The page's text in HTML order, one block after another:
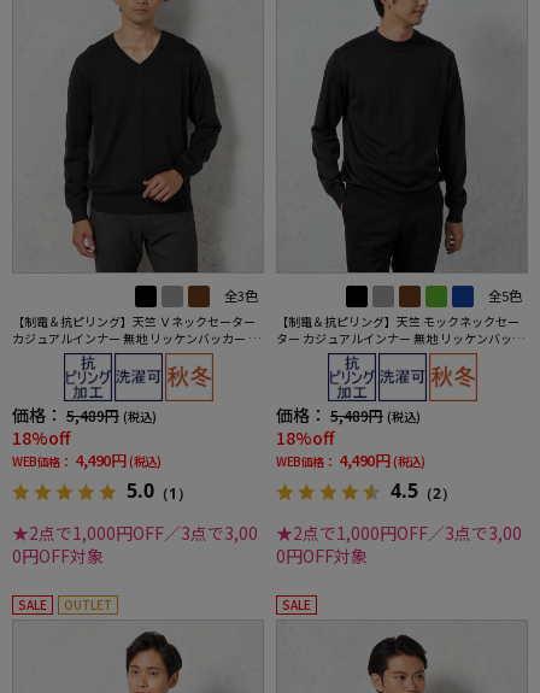
全3色
【制電＆抗ピリング】天竺 Ｖネックセーター
カジュアルインナー 無地 リッケンバッカー 秋
価格： 5,489円 (税込)
18%off
WEB価格： 4,490円 (税込)
5.0 （1）
★2点で1,000円OFF／3点で3,00
0円OFF対象
全5色
【制電＆抗ピリング】天竺 モックネックセー
ター カジュアルインナー 無地 リッケンバッカ
価格： 5,489円 (税込)
18%off
WEB価格： 4,490円 (税込)
4.5 （2）
★2点で1,000円OFF／3点で3,00
0円OFF対象
SALE OUTLET SALE